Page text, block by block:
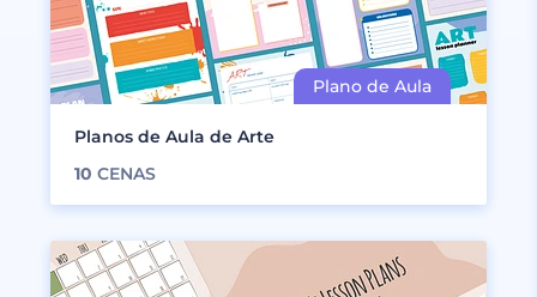
Planos de Aula de Arte
10 CENAS